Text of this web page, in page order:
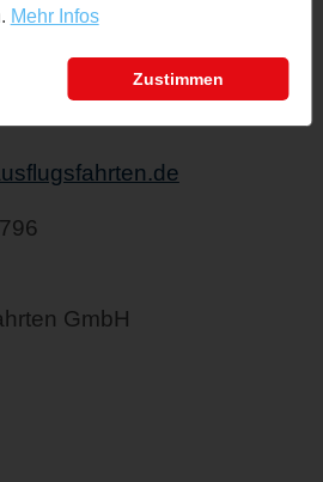
GmbH
Mehr Infos
Zustimmen